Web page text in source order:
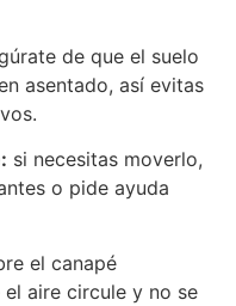
de que el suelo
asentado, así evitas
si necesitas moverlo,
o pide ayuda
el canapé
aire circule y no se